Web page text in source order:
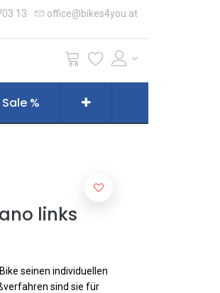
13 office@bikes4you.at
Sale %
links
seinen individuellen
sind sie für